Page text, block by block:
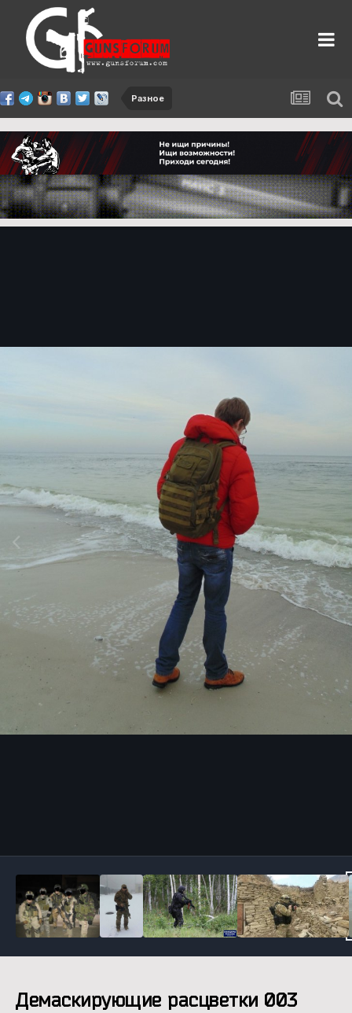
Разное
Демаскирующие расцветки 003